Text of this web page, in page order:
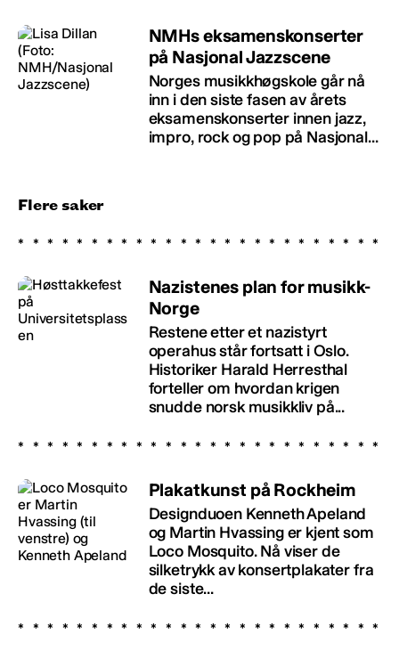
NMHs eksamenskonserter
på Nasjonal Jazzscene
Norges musikkhøgskole går nå
inn i den siste fasen av årets
eksamenskonserter innen jazz,
impro, rock og pop på Nasjonal...
Flere saker
Nazistenes plan for musikk-
Norge
Restene etter et nazistyrt
operahus står fortsatt i Oslo.
Historiker Harald Herresthal
forteller om hvordan krigen
snudde norsk musikkliv på...
Plakatkunst på Rockheim
Designduoen Kenneth Apeland
og Martin Hvassing er kjent som
Loco Mosquito. Nå viser de
silketrykk av konsertplakater fra
de siste...